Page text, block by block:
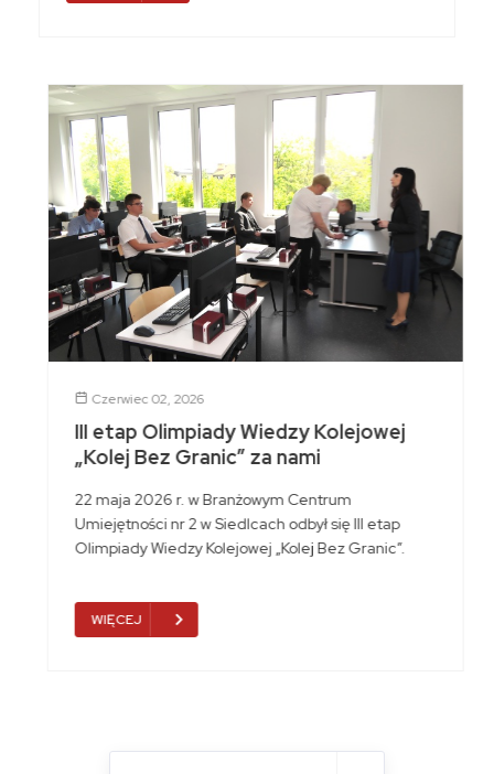
Czerwiec 02, 2026
III etap Olimpiady Wiedzy Kolejowej
„Kolej Bez Granic” za nami
22 maja 2026 r. w Branżowym Centrum
Umiejętności nr 2 w Siedlcach odbył się III etap
Olimpiady Wiedzy Kolejowej „Kolej Bez Granic”.
WIĘCEJ